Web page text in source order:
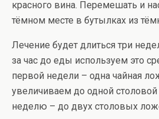
красного вина. Перемешать и
тёмном месте в бутылках из
Лечение будет длиться три
за час до еды используем это
первой недели – одна чайная
увеличиваем до одной
неделю – до двух столовых